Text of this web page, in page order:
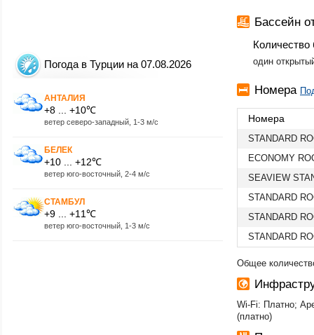
Погода в Турции на 07.08.2026
АНТАЛИЯ
+8 ... +10℃
ветер северо-западный, 1-3 м/с
БЕЛЕК
+10 ... +12℃
ветер юго-восточный, 2-4 м/с
СТАМБУЛ
+9 ... +11℃
ветер юго-восточный, 1-3 м/с
Бассейн
Количество
один
Номера
Номера
STANDARD
ECONOMY
SEAVIEW
STANDARD
STANDARD
STANDARD
Общее
Wi-Fi: Платно;
(платно)